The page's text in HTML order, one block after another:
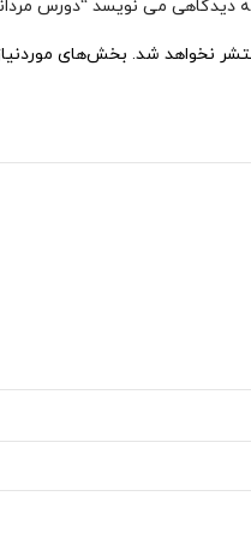
شما بر روی دورس های نیموش
بوتیک ها و سایر فروشگاه
سبز کله غازی ساده موجود در
و در کوتاه ترین زمان درب
دیدگاهی می نویسد “دورس
نخواهد شد. بخش‌های